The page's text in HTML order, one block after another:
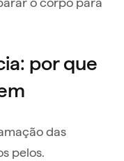
por que
das
pelos.